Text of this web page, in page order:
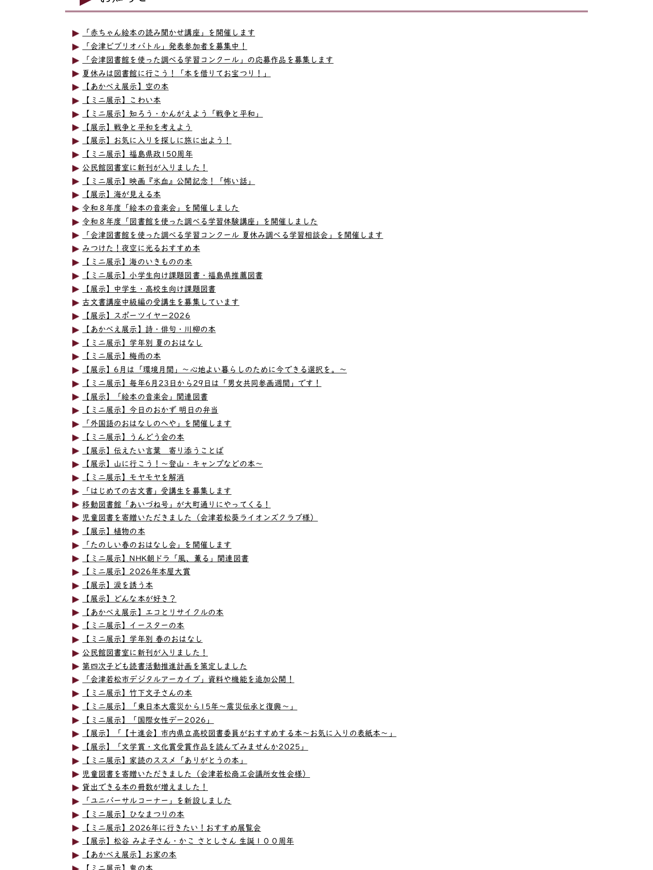
「赤ちゃん絵本の読み聞かせ講座」を開催します
「会津ビブリオバトル」発表参加者を募集中！
「会津図書館を使った調べる学習コンクール」の応募作品を募集します
夏休みは図書館に行こう！「本を借りてお宝つり！」
【あかべえ展示】空の本
【ミニ展示】こわい本
【ミニ展示】知ろう・かんがえよう「戦争と平和」
【展示】戦争と平和を考えよう
【展示】お気に入りを探しに旅に出よう！
【ミニ展示】福島県政150周年
公民館図書室に新刊が入りました！
【ミニ展示】映画『氷血』公開記念！「怖い話」
【展示】海が見える本
令和８年度「絵本の音楽会」を開催しました
令和８年度「図書館を使った調べる学習体験講座」を開催しました
「会津図書館を使った調べる学習コンクール 夏休み調べる学習相談会」を開催します
みつけた！夜空に光るおすすめ本
【ミニ展示】海のいきものの本
【ミニ展示】小学生向け課題図書・福島県推薦図書
【展示】中学生・高校生向け課題図書
古文書講座中級編の受講生を募集しています
【展示】スポーツイヤー2026
【あかべえ展示】詩・俳句・川柳の本
【ミニ展示】学年別 夏のおはなし
【ミニ展示】梅雨の本
【展示】6月は「環境月間」～心地よい暮らしのために今できる選択を。～
【ミニ展示】毎年6月23日から29日は「男女共同参画週間」です！
【展示】「絵本の音楽会」関連図書
【ミニ展示】今日のおかず 明日の弁当
「外国語のおはなしのへや」を開催します
【ミニ展示】うんどう会の本
【展示】伝えたい言葉 寄り添うことば
【展示】山に行こう！～登山・キャンプなどの本～
【ミニ展示】モヤモヤを解消
「はじめての古文書」受講生を募集します
移動図書館「あいづね号」が大町通りにやってくる！
児童図書を寄贈いただきました（会津若松葵ライオンズクラブ様）
【展示】植物の本
「たのしい春のおはなし会」を開催します
【ミニ展示】NHK朝ドラ「風、薫る」関連図書
【ミニ展示】2026年本屋大賞
【展示】涙を誘う本
【展示】どんな本が好き？
【あかべえ展示】エコとリサイクルの本
【ミニ展示】イースターの本
【ミニ展示】学年別 春のおはなし
公民館図書室に新刊が入りました！
第四次子ども読書活動推進計画を策定しました
「会津若松市デジタルアーカイブ」資料や機能を追加公開！
【ミニ展示】竹下文子さんの本
【ミニ展示】「東日本大震災から15年～震災伝承と復興～」
【ミニ展示】「国際女性デー2026」
【展示】「【十進会】市内県立高校図書委員がおすすめする本～お気に入りの表紙本～」
【展示】「文学賞・文化賞受賞作品を読んでみませんか2025」
【ミニ展示】家読のススメ「ありがとうの本」
児童図書を寄贈いただきました（会津若松商工会議所女性会様）
貸出できる本の冊数が増えました！
「ユニバーサルコーナー」を新設しました
【ミニ展示】ひなまつりの本
【ミニ展示】2026年に行きたい！おすすめ展覧会
【展示】松谷 みよ子さん・かこ さとしさん 生誕１００周年
【あかべえ展示】お家の本
【ミニ展示】鬼の本